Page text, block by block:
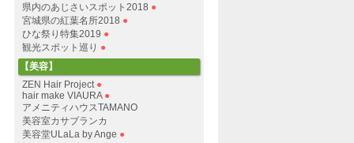
県内のあじさいスポット2018 ●
宮城県の紅葉名所2018 ●
ひな祭り特集2019 ●
観光スポット巡り ●
【美容】
ZEN Hair Project ●
hair make VIAURA ●
アメニティハウスTAMANO
美容室カサブランカ
美容堂ULaLa by Ange ●